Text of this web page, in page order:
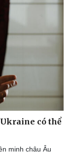
có thể
minh châu Âu